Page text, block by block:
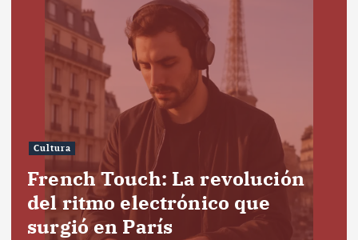
Cultura
French Touch: La revolución
del ritmo electrónico que
surgió en París